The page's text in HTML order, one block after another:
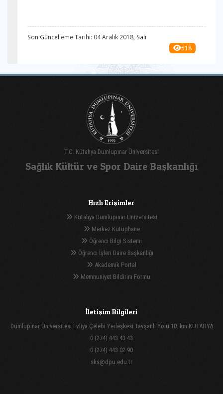
Son Güncelleme Tarihi: 04 Aralık 2018, Salı
518
T.C. Kütahya Dumlupınar Üniversitesi
Sağlık Kültür ve Spor Daire Başkanlığı
Hızlı Erişimler
Kütahya Dumlupınar Üniversitesi
Merkez Kütüphane
Öğrenci Bilgi Sistemi
Öğrenci İşleri Daire Başkanlığı
Akademik Portal
Memnuniyet Bildirim Formu
İletişim Bilgileri
Dumlupınar Üniversitesi Evliya Çelebi Yerleşkesi Tavşanlı Yolu 10. km KÜTAHYA
0 (274) 443 43 43
0 (274) 443 02 90
sks@dpu.edu.tr